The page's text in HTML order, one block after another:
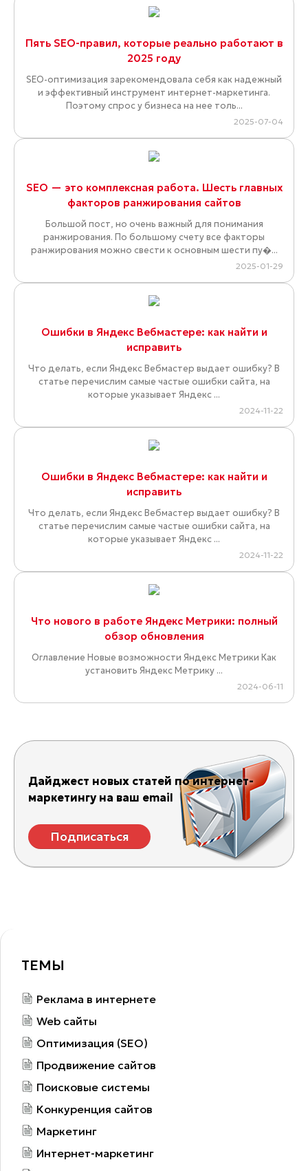
Пять SEO-правил, которые реально работают в
2025 году
SEO-оптимизация зарекомендовала себя как надежный
и эффективный инструмент интернет-маркетинга.
Поэтому спрос у бизнеса на нее толь...
2025-07-04
SEO — это комплексная работа. Шесть главных
факторов ранжирования сайтов
Большой пост, но очень важный для понимания
ранжирования. По большому счету все факторы
ранжирования можно свести к основным шести пу�...
2025-01-29
Ошибки в Яндекс Вебмастере: как найти и
исправить
Что делать, если Яндекс Вебмастер выдает ошибку? В
статье перечислим самые частые ошибки сайта, на
которые указывает Яндекс ...
2024-11-22
Ошибки в Яндекс Вебмастере: как найти и
исправить
Что делать, если Яндекс Вебмастер выдает ошибку? В
статье перечислим самые частые ошибки сайта, на
которые указывает Яндекс ...
2024-11-22
Что нового в работе Яндекс Метрики: полный
обзор обновления
Оглавление Новые возможности Яндекс Метрики Как
установить Яндекс Метрику ...
2024-06-11
Дайджест новых статей по интернет-
маркетингу на ваш email
Подписаться
ТЕМЫ
Реклама в интернете
Web сайты
Оптимизация (SEO)
Продвижение сайтов
Поисковые системы
Конкуренция сайтов
Маркетинг
Интернет-маркетинг